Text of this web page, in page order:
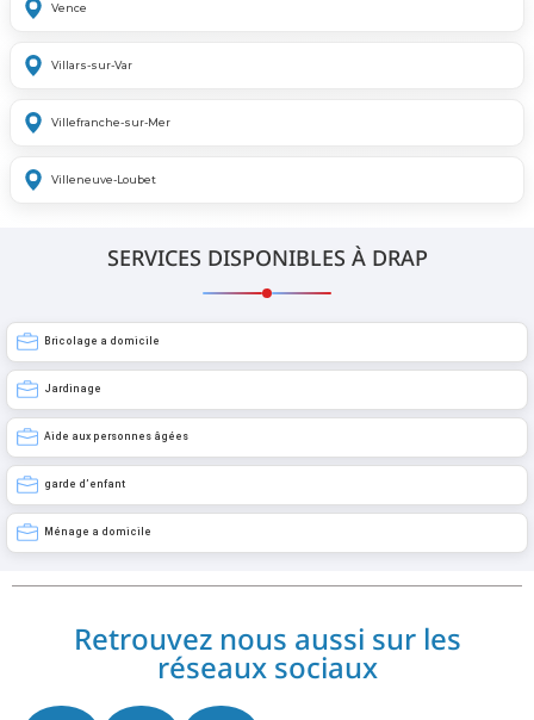
Vence
Villars-sur-Var
Villefranche-sur-Mer
Villeneuve-Loubet
SERVICES DISPONIBLES À DRAP
Bricolage a domicile
Jardinage
Aide aux personnes âgées
garde d’enfant
Ménage a domicile
Retrouvez nous aussi sur les
réseaux sociaux